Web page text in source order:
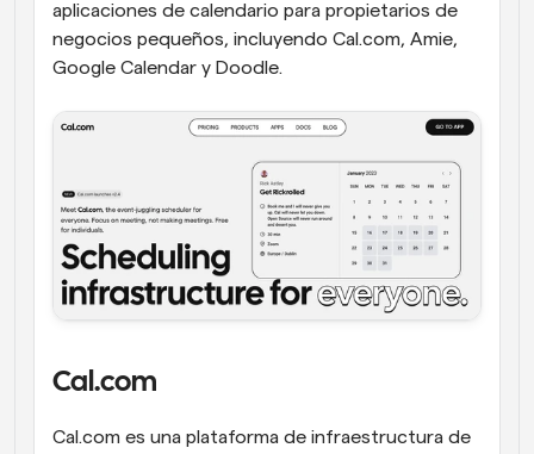
aplicaciones de calendario para propietarios de
negocios pequeños, incluyendo Cal.com, Amie,
Google Calendar y Doodle.
Cal.com
Cal.com es una plataforma de infraestructura de